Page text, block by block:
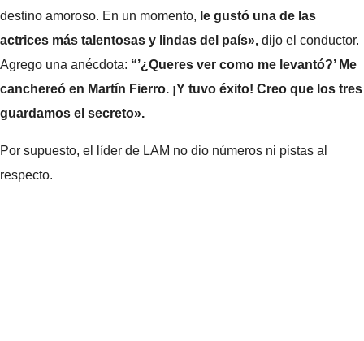
destino amoroso. En un momento, le gustó una de las
actrices más talentosas y lindas del país», dijo el conductor.
Agrego una anécdota: “’¿Queres ver como me levantó?’ Me
canchereó en Martín Fierro. ¡Y tuvo éxito! Creo que los tres
guardamos el secreto».
Por supuesto, el líder de LAM no dio números ni pistas al
respecto.